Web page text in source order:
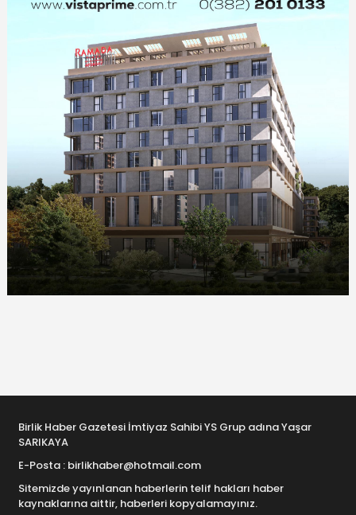
Birlik Haber Gazetesi İmtiyaz Sahibi YS Grup adına Yaşar
SARIKAYA
E-Posta : birlikhaber@hotmail.com
Sitemizde yayınlanan haberlerin telif hakları haber
kaynaklarına aittir, haberleri kopyalamayınız.